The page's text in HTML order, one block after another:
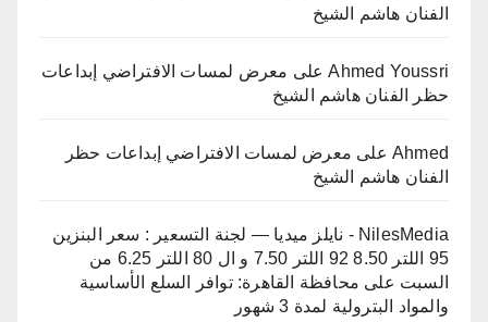
الفنان هاشم الشيخ
Ahmed Youssriعلى معرض لمسات الافتراضي إبداعات
حظر الفنان هاشم الشيخ
Ahmed على معرض لمسات الافتراضي إبداعات حظر
الفنان هاشم الشيخ
NilesMedia - نايلز ميديا — لجنة التسعير : سعر البنزين
95 اللتر 8.50 92 اللتر 7.50 و ال 80 اللتر 6.25 من
السبت على محافظة القاهرة: توافر السلع الأساسية
والمواد البترولية لمدة 3 شهور